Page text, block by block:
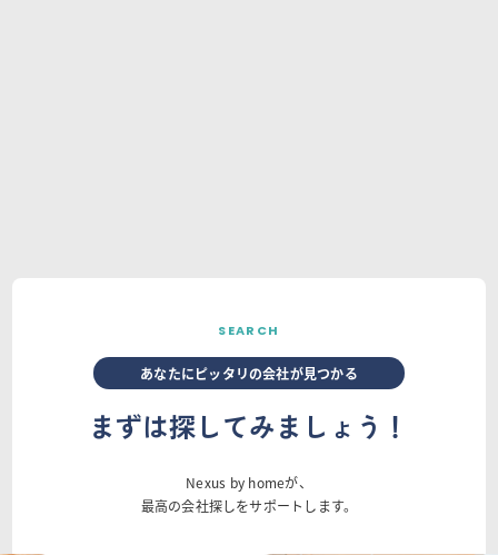
SEARCH
あなたにピッタリの会社が見つかる
まずは探してみましょう！
Nexus by homeが、
最高の会社探しをサポートします。